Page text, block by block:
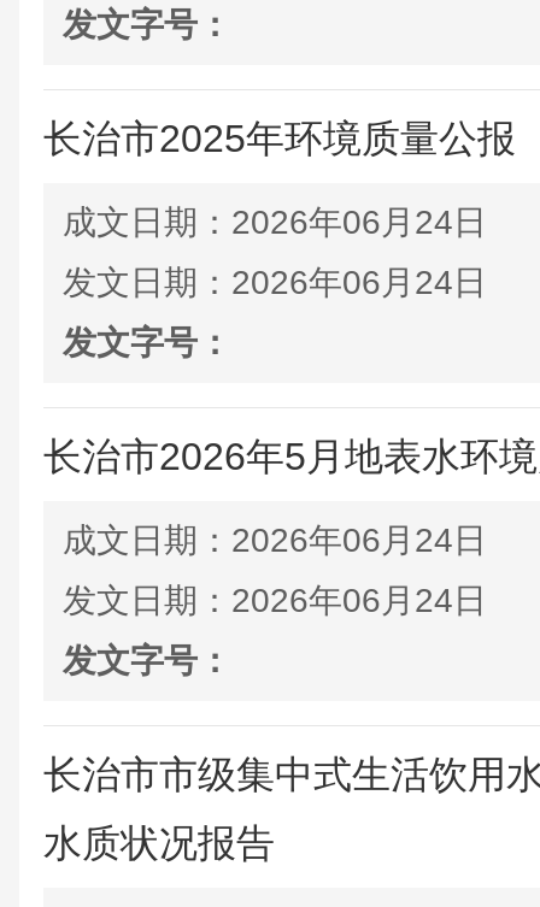
发文字号：
长治市2025年环境质量公报
成文日期： 2026年06月24日
发文日期： 2026年06月24日
发文字号：
长治市2026年5月地表水环
成文日期： 2026年06月24日
发文日期： 2026年06月24日
发文字号：
长治市市级集中式生活饮用
水质状况报告